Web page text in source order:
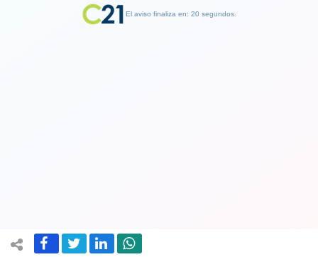
El aviso finaliza en: 19 segundos.